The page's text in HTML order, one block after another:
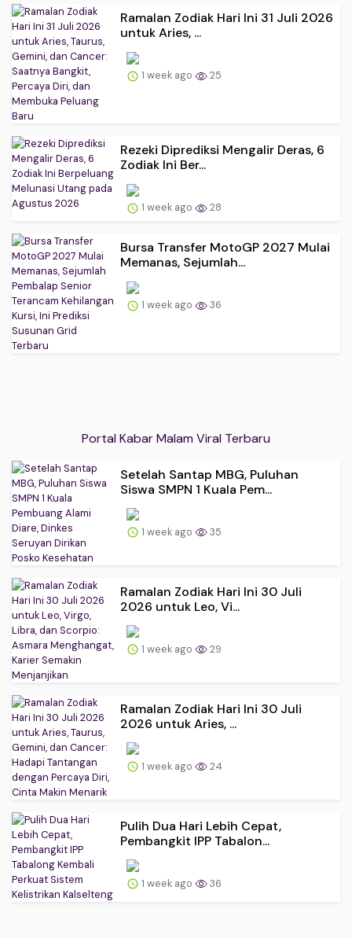
Ramalan Zodiak Hari Ini 31 Juli 2026
untuk Aries, ...
1 week ago 25
Rezeki Diprediksi Mengalir Deras, 6
Zodiak Ini Ber...
1 week ago 28
Bursa Transfer MotoGP 2027 Mulai
Memanas, Sejumlah...
1 week ago 36
Portal Kabar Malam Viral Terbaru
Setelah Santap MBG, Puluhan
Siswa SMPN 1 Kuala Pem...
1 week ago 35
Ramalan Zodiak Hari Ini 30 Juli
2026 untuk Leo, Vi...
1 week ago 29
Ramalan Zodiak Hari Ini 30 Juli
2026 untuk Aries, ...
1 week ago 24
Pulih Dua Hari Lebih Cepat,
Pembangkit IPP Tabalon...
1 week ago 36